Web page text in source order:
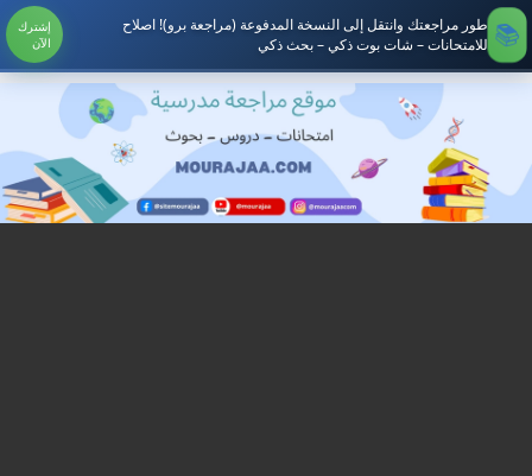
طور مراجعتك وانتقل إلى النسخة المدفوعة (مراجعة برو)! اصلاح
للامتحانات – شات بوت ذكي – بحث ذكي
إشترك
الآن